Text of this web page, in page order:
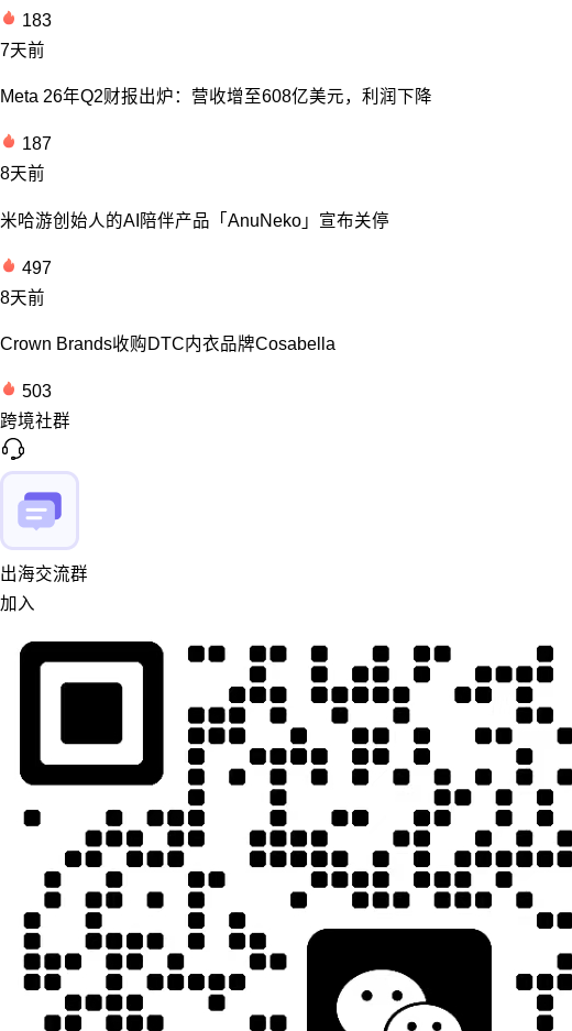
183
7天前
Meta 26年Q2财报出炉：营收增至608亿美元，利润下降
187
8天前
米哈游创始人的AI陪伴产品「AnuNeko」宣布关停
497
8天前
Crown Brands收购DTC内衣品牌Cosabella
503
跨境社群
出海交流群
加入